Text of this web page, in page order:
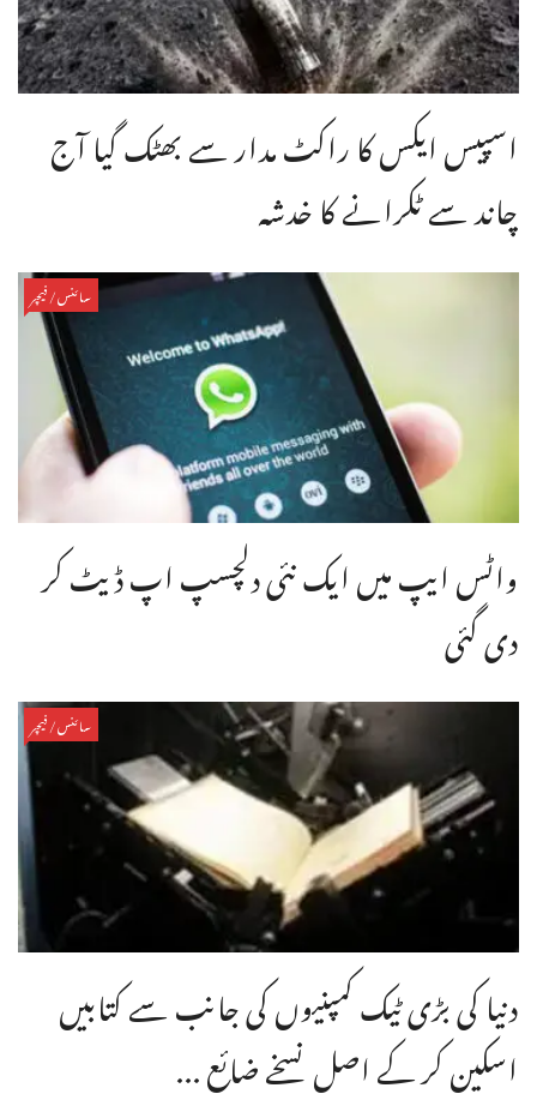
اسپیس ایکس کا راکٹ مدار سے بھٹک گیا آج
چاند سے ٹکرانے کا خدشہ
سائنس/فیچر
واٹس ایپ میں ایک نئی دلچسپ اپ ڈیٹ کر
دی گئی
سائنس/فیچر
دنیا کی بڑی ٹیک کمپنیوں کی جانب سے کتابیں
اسکین کر کے اصل نسخے ضائع ...